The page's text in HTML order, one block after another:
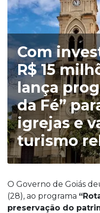
Com
R$ 15
lança
da Fé”
igrejas e
turismo
O Governo de Goiás
(28), ao programa
preservação do